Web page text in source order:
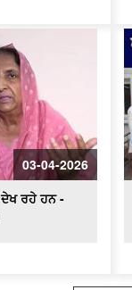
03-04-2026
ਰਹੇ ਹਨ -